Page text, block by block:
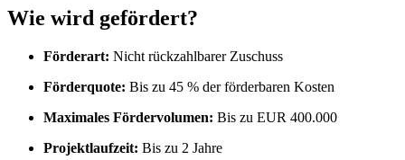
Wie wird gefördert?
Förderart: Nicht rückzahlbarer Zuschuss
Förderquote: Bis zu 45 % der förderbaren Kosten
Maximales Fördervolumen: Bis zu EUR 400.000
Projektlaufzeit: Bis zu 2 Jahre